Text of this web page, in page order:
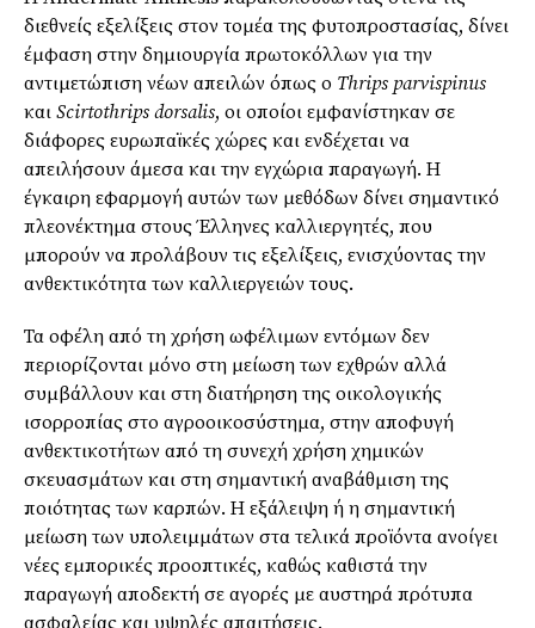
διεθνείς εξελίξεις στον τομέα της φυτοπροστασίας, δίνει
έμφαση στην δημιουργία πρωτοκόλλων για την
αντιμετώπιση νέων απειλών όπως ο Thrips parvispinus
και Scirtothrips dorsalis, οι οποίοι εμφανίστηκαν σε
διάφορες ευρωπαϊκές χώρες και ενδέχεται να
απειλήσουν άμεσα και την εγχώρια παραγωγή. Η
έγκαιρη εφαρμογή αυτών των μεθόδων δίνει σημαντικό
πλεονέκτημα στους Έλληνες καλλιεργητές, που
μπορούν να προλάβουν τις εξελίξεις, ενισχύοντας την
ανθεκτικότητα των καλλιεργειών τους.
Τα οφέλη από τη χρήση ωφέλιμων εντόμων δεν
περιορίζονται μόνο στη μείωση των εχθρών αλλά
συμβάλλουν και στη διατήρηση της οικολογικής
ισορροπίας στο αγροοικοσύστημα, στην αποφυγή
ανθεκτικοτήτων από τη συνεχή χρήση χημικών
σκευασμάτων και στη σημαντική αναβάθμιση της
ποιότητας των καρπών. Η εξάλειψη ή η σημαντική
μείωση των υπολειμμάτων στα τελικά προϊόντα ανοίγει
νέες εμπορικές προοπτικές, καθώς καθιστά την
παραγωγή αποδεκτή σε αγορές με αυστηρά πρότυπα
ασφαλείας και υψηλές απαιτήσεις.